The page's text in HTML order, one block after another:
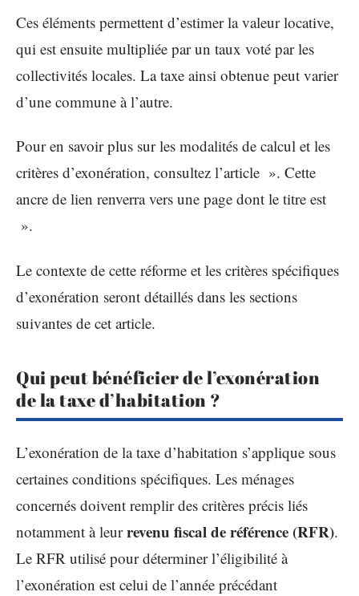
Ces éléments permettent d’estimer la valeur locative,
qui est ensuite multipliée par un taux voté par les
collectivités locales. La taxe ainsi obtenue peut varier
d’une commune à l’autre.
Pour en savoir plus sur les modalités de calcul et les
critères d’exonération, consultez l’article ». Cette
ancre de lien renverra vers une page dont le titre est
».
Le contexte de cette réforme et les critères spécifiques
d’exonération seront détaillés dans les sections
suivantes de cet article.
Qui peut bénéficier de l’exonération
de la taxe d’habitation ?
L’exonération de la taxe d’habitation s’applique sous
certaines conditions spécifiques. Les ménages
concernés doivent remplir des critères précis liés
notamment à leurrevenu fiscal de référence (RFR).
Le RFR utilisé pour déterminer l’éligibilité à
l’exonération est celui de l’année précédant